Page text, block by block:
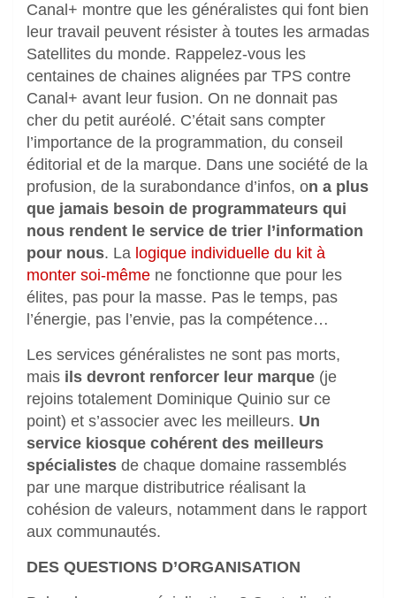
Canal+ montre que les généralistes qui font bien
leur travail peuvent résister à toutes les armadas
Satellites du monde. Rappelez-vous les
centaines de chaines alignées par TPS contre
Canal+ avant leur fusion. On ne donnait pas
cher du petit auréolé. C’était sans compter
l’importance de la programmation, du conseil
éditorial et de la marque. Dans une société de la
profusion, de la surabondance d’infos, on a plus
que jamais besoin de programmateurs qui
nous rendent le service de trier l’information
pour nous. La logique individuelle du kit à
monter soi-même ne fonctionne que pour les
élites, pas pour la masse. Pas le temps, pas
l’énergie, pas l’envie, pas la compétence…
Les services généralistes ne sont pas morts,
mais ils devront renforcer leur marque (je
rejoins totalement Dominique Quinio sur ce
point) et s’associer avec les meilleurs. Un
service kiosque cohérent des meilleurs
spécialistes de chaque domaine rassemblés
par une marque distributrice réalisant la
cohésion de valeurs, notamment dans le rapport
aux communautés.
DES QUESTIONS D’ORGANISATION